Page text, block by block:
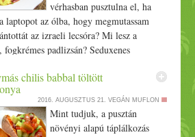
össze az ízeket. Extra: igazi téli ételt
belőle, ha tepsibe teszed, sajtot szórsz
Kínálj hozzá házi tortilla chipset.
vérhasban pusztulna el, ha
laptopot az ólba, hogy megmutassam
az izraeli lecsóra? Mi lesz a
fogkrémes padlizsán? Seduxenes
csutakolni, te málészájú szalmonella-
meg kell védenem magam magamtól!
a veganizálásnál kevés nemesebb
ez pedig bocsánatos bűnné teszi a
chilis babbal töltött
2016. AUGUSZTUS 21. VEGÁN MUFLON
Mint tudjuk, a pusztán
növényi alapú táplálkozás